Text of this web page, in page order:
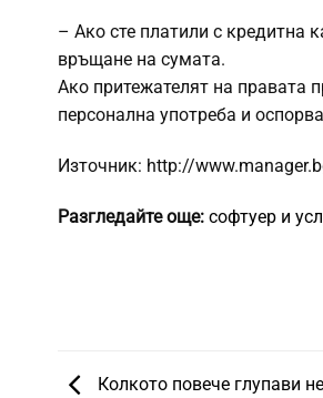
– Ако сте платили с кредитна
връщане на сумата.
Ако притежателят на правата
персонална употреба и
Източник: http://
Разгледайте още: софтуер и
Колкото повече глупави